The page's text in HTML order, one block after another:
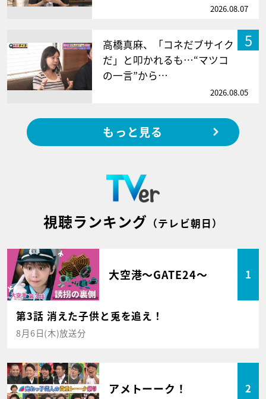
2026.08.07
5
高橋真麻、「コネだブサイク
だ」と叩かれるも…“マツコ
の一言”から…
2026.08.05
もっと見る
視聴ランキング （テレビ朝日）
大空港～GATE24～ 1
第3話 消えた子供と兎を追え！
8月6日(木)放送分
アメトーーク！ 2